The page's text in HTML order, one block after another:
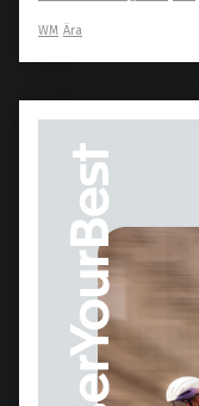
WM Ära